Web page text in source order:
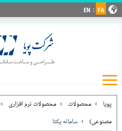
FA
EN
پویا محصولات محصولات نرم افزاری
مصنوعی)
سامانه یکتا